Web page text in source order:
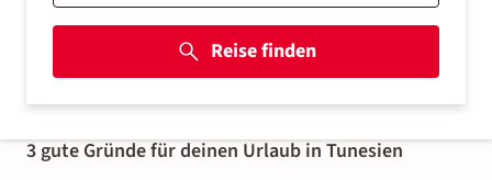
Reise finden
3 gute Gründe für deinen Urlaub in Tunesien